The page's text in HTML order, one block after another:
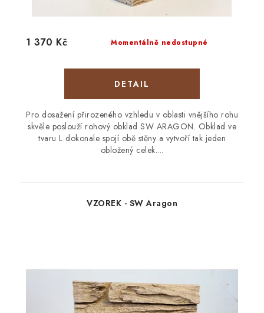
Momentálně nedostupné
1 370 Kč
Pro dosažení přirozeného vzhledu v oblasti vnějšího rohu
skvěle poslouží rohový obklad SW ARAGON. Obklad ve
tvaru L dokonale spojí obě stěny a vytvoří tak jeden
obložený celek....
VZOREK - SW Aragon